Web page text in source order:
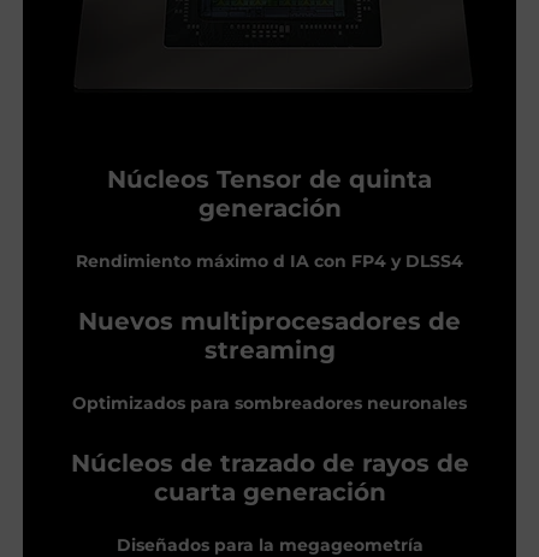
Núcleos Tensor de quinta
generación
Rendimiento máximo d IA con FP4 y DLSS4
Nuevos multiprocesadores de
streaming
Optimizados para sombreadores neuronales
Núcleos de trazado de rayos de
cuarta generación
Diseñados para la megageometría